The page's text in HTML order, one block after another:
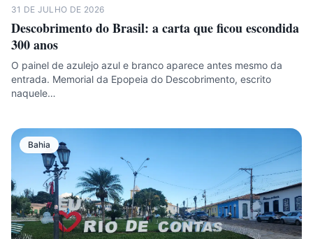
31 DE JULHO DE 2026
Descobrimento do Brasil: a carta que ficou escondida
300 anos
O painel de azulejo azul e branco aparece antes mesmo da
entrada. Memorial da Epopeia do Descobrimento, escrito
naquele…
Bahia